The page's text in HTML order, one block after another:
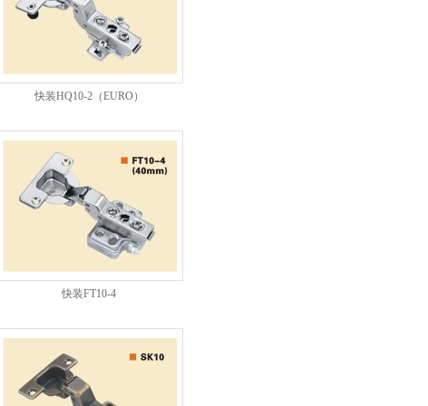
快装HQ10-2（EURO）
快装FT10-4